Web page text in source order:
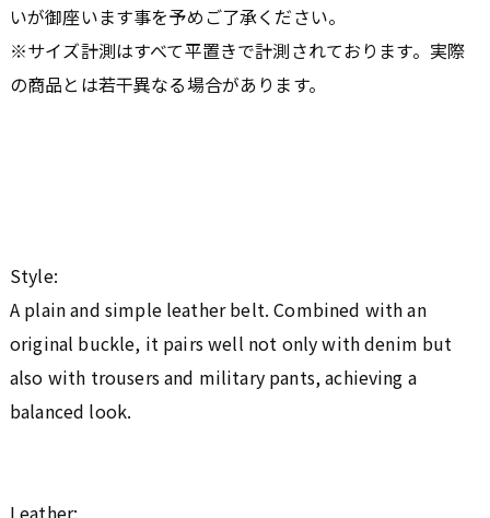
いが御座います事を予めご了承ください。
※サイズ計測はすべて平置きで計測されております。実際
の商品とは若干異なる場合があります。
Style:
A plain and simple leather belt. Combined with an
original buckle, it pairs well not only with denim but
also with trousers and military pants, achieving a
balanced look.
Leather: